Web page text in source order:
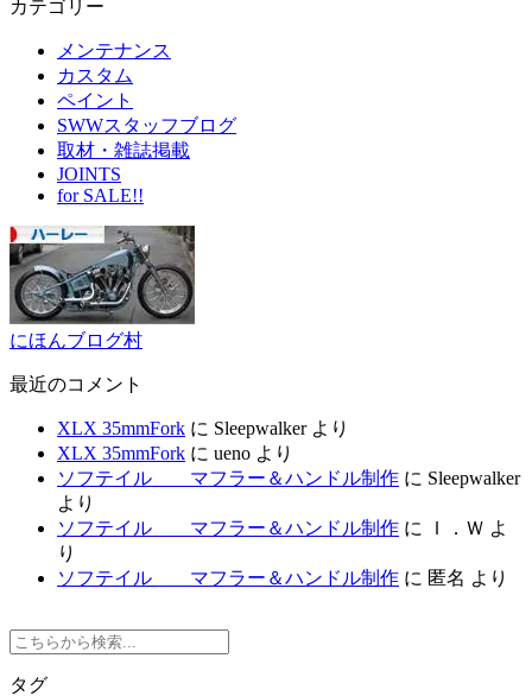
カテゴリー
メンテナンス
カスタム
ペイント
SWWスタッフブログ
取材・雑誌掲載
JOINTS
for SALE!!
にほんブログ村
最近のコメント
XLX 35mmFork に Sleepwalkerより
XLX 35mmFork に ueno より
ソフテイル マフラー＆ハンドル制作 に Sleepwalker
より
ソフテイル マフラー＆ハンドル制作 に Ｉ．Ｗ よ
り
ソフテイル マフラー＆ハンドル制作 に 匿名 より
タグ